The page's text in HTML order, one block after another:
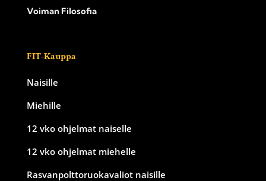
Voiman Filosofia
FIT-Kauppa
Naisille
Miehille
12 vko ohjelmat naiselle
12 vko ohjelmat miehelle
Rasvanpolttoruokavaliot naisille